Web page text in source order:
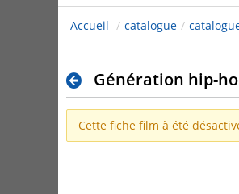
Accueil / catalogue /
Génération hip-
Cette fiche film à été